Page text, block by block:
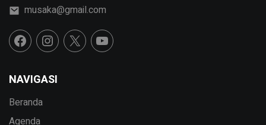
musaka@gmail.com
NAVIGASI
Beranda
Agenda